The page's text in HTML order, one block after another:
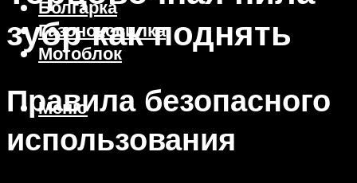
Болгарка
Газонокосилка
Мотоблок
Меню
зубр как поднять
Правила безопасного
использования